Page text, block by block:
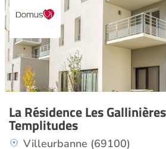
La Résidence Les
Templitudes
Villeurbanne (69100)